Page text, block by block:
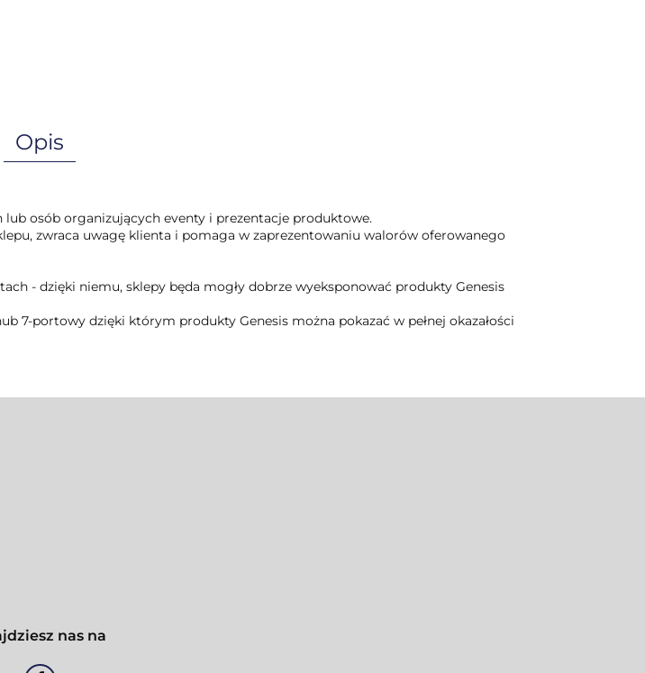
Opis
osób organizujących eventy i prezentacje produktowe.
zwraca uwagę klienta i pomaga w zaprezentowaniu walorów oferowanego
- dzięki niemu, sklepy będa mogły dobrze wyeksponować produkty Genesis
7-portowy dzięki którym produkty Genesis można pokazać w pełnej okazałości
nas na